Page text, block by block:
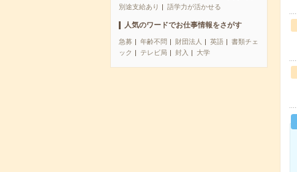
別途支給あり
語学力が活かせる
人気のワードでお仕事情報をさがす
急募 年齢不問 財団法人 英語
書類チェ
ック
テレビ局 封入 大学